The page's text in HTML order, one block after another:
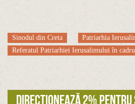
Sinodul din Creta
Patriarhia
Referatul Patriarhiei Ierusalimului în
Direcționează 2%